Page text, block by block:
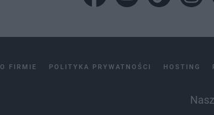
O FIRMIE POLITYKA PRYWATNOŚCI HOSTING